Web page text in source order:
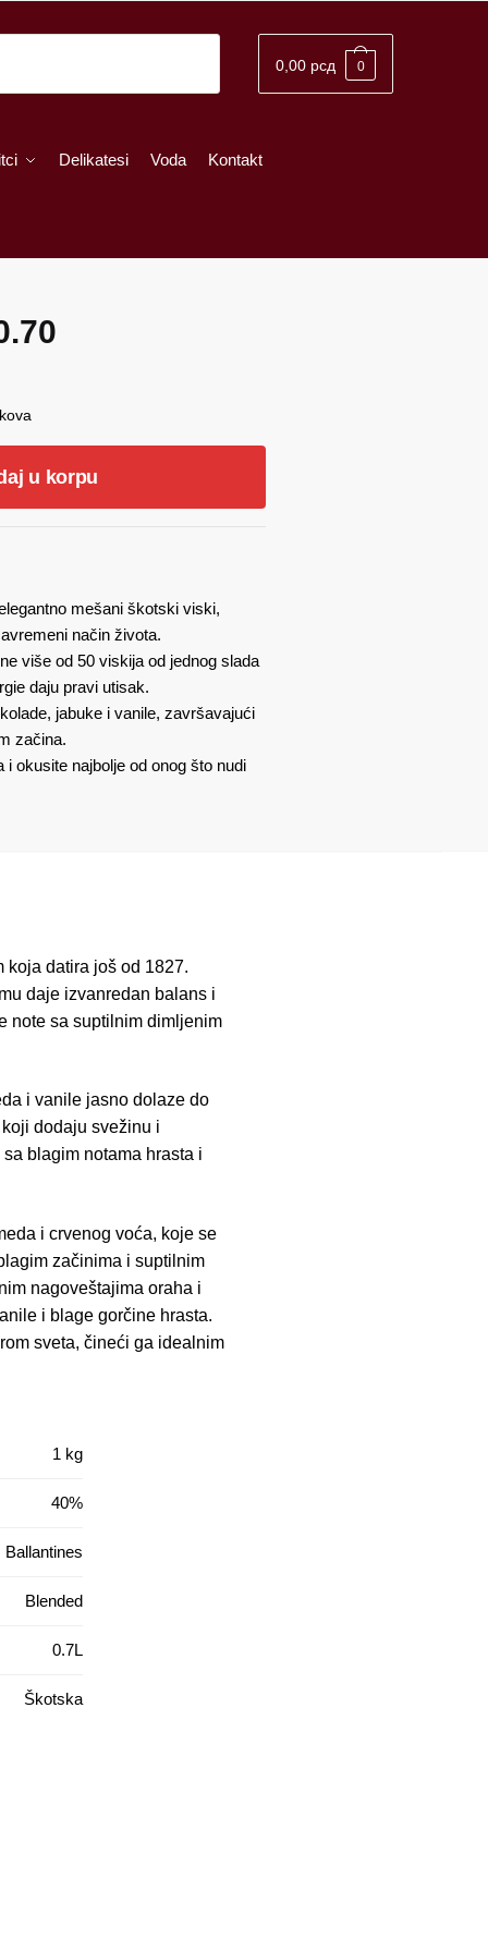
0,00 рсд 0
Delikatesi Voda Kontakt
u korpu
mešani škotski viski,
način života.
više od 50 viskija od jednog slada
daju pravi utisak.
jabuke i vanile, završavajući
začina.
okusite najbolje od onog što nudi
koja datira još od 1827.
daje izvanredan balans i
note sa suptilnim dimljenim
i vanile jasno dolaze do
dodaju svežinu i
blagim notama hrasta i
i crvenog voća, koje se
začinima i suptilnim
nagoveštajima oraha i
i blage gorčine hrasta.
sveta, čineći ga idealnim
1 kg
40%
Ballantines
Blended
0.7L
Škotska